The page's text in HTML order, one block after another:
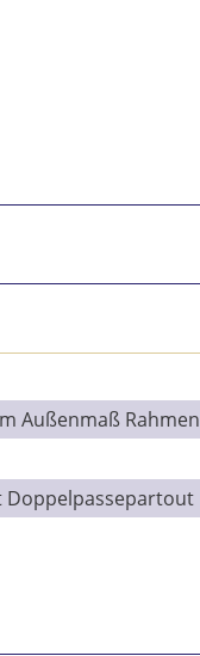
Außenmaß Rahmen
Doppelpassepartout